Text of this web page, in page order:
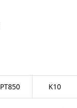
PT850 K10